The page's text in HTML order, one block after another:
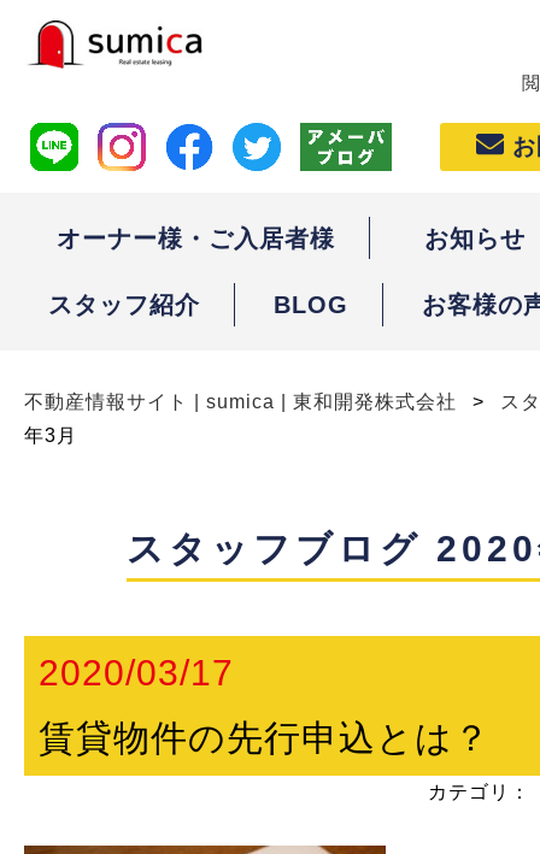
オーナー様・ご入居者様 お知らせ
スタッフ紹介 BLOG お客様の
不動産情報サイト | sumica | 東和開発株式会社 >
ス
年3月
スタッフブログ
2020/03/17
賃貸物件の先行申込とは？
カテゴリ：